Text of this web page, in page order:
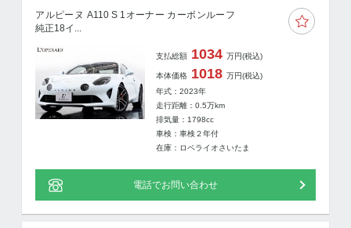
アルピーヌ A110 S 1オーナー カーボンルーフ
純正18イ...
支払総額 1034 万円(税込)
本体価格 1018 万円(税込)
年式：2023年
走行距離：0.5万km
排気量：1798cc
車検：車検２年付
在庫：ロペライオさいたま
電話でお問い合わせ